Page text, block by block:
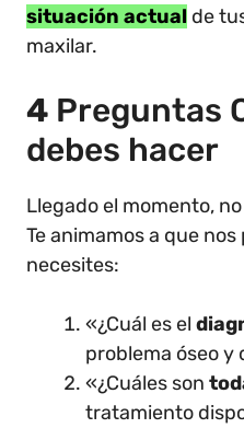
situación actual de
maxilar.
4 Preguntas
debes hacer
Llegado el momento,
Te animamos a que
necesites:
«¿Cuál es el
problema óseo y
«¿Cuáles son
tratamiento